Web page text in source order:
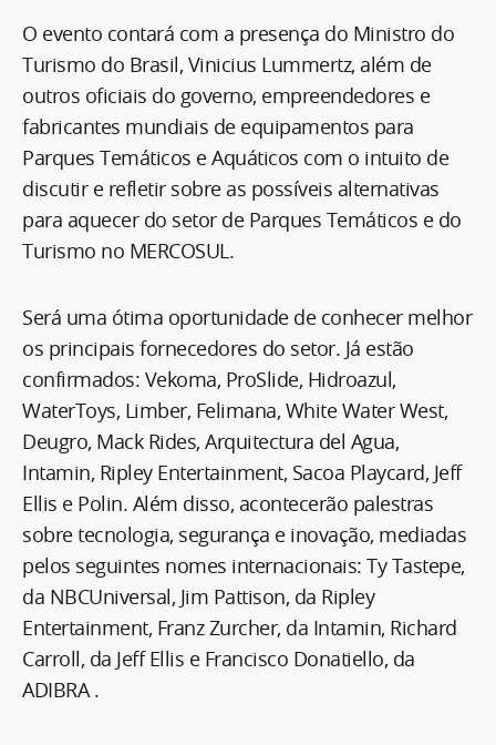
O evento contará com a presença do Ministro do
Turismo do Brasil, Vinicius Lummertz, além de
outros oficiais do governo, empreendedores e
fabricantes mundiais de equipamentos para
Parques Temáticos e Aquáticos com o intuito de
discutir e refletir sobre as possíveis alternativas
para aquecer do setor de Parques Temáticos e do
Turismo no MERCOSUL.
Será uma ótima oportunidade de conhecer melhor
os principais fornecedores do setor. Já estão
confirmados: Vekoma, ProSlide, Hidroazul,
WaterToys, Limber, Felimana, White Water West,
Deugro, Mack Rides, Arquitectura del Agua,
Intamin, Ripley Entertainment, Sacoa Playcard, Jeff
Ellis e Polin. Além disso, acontecerão palestras
sobre tecnologia, segurança e inovação, mediadas
pelos seguintes nomes internacionais: Ty Tastepe,
da NBCUniversal, Jim Pattison, da Ripley
Entertainment, Franz Zurcher, da Intamin, Richard
Carroll, da Jeff Ellis e Francisco Donatiello, da
ADIBRA .